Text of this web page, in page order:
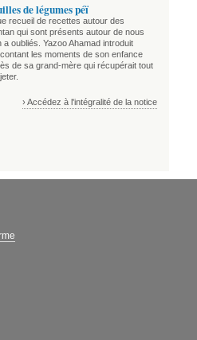
de légumes péï
recueil de recettes autour des
qui sont présents autour de nous
a oubliés. Yazoo Ahamad introduit
les moments de son enfance
de sa grand-mère qui récupérait tout
› Accédez à l'intégralité de la notice